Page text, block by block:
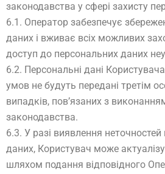
законодавства у сфері захисту
6.1. Оператор забезпечує
даних і вживає всіх можливих
доступ до персональних даних
6.2. Персональні дані
умов не будуть передані третім
випадків, пов’язаних з
законодавства.
6.3. У разі виявлення
даних, Користувач може
шляхом подання відповідного